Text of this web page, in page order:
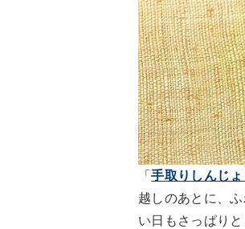
「手取りしんじょ
越しのあとに、
い日もさっぱり